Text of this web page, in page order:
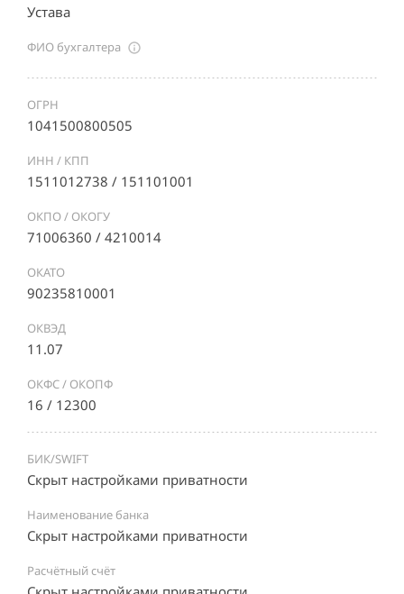
Устава
ФИО бухгалтера
ОГРН
1041500800505
ИНН / КПП
1511012738 / 151101001
ОКПО / ОКОГУ
71006360 / 4210014
ОКАТО
90235810001
ОКВЭД
11.07
ОКФС / ОКОПФ
16 / 12300
БИК/SWIFT
Скрыт настройками приватности
Наименование банка
Скрыт настройками приватности
Расчётный счёт